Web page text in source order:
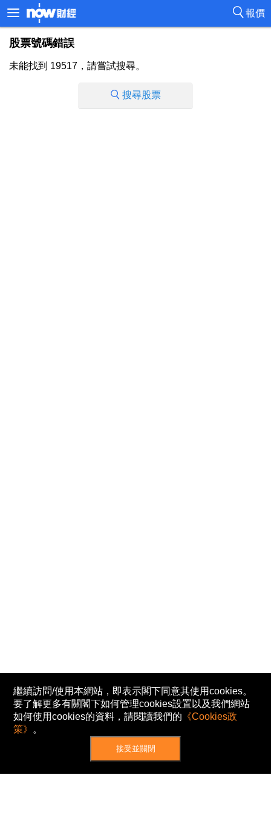
報價
股票號碼錯誤
未能找到 19517，請嘗試搜尋。
搜尋股票
繼續訪問/使用本網站，即表示閣下同意其使用cookies。
要了解更多有關閣下如何管理cookies設置以及我們網站
如何使用cookies的資料，請閱讀我們的 《Cookies政
策》 。
接受並關閉